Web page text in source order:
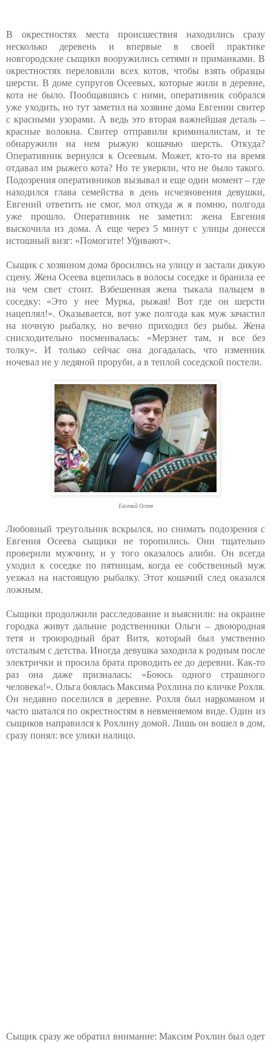
В окрестностях места происшествия находились сразу
несколько деревень и впервые в своей практике
новгородские сыщики вооружились сетями и приманками. В
окрестностях переловили всех котов, чтобы взять образцы
шерсти. В доме супругов Осеевых, которые жили в деревне,
кота не было. Пообщавшись с ними, оперативник собрался
уже уходить, но тут заметил на хозяине дома Евгении свитер
с красными узорами. А ведь это вторая важнейшая деталь –
красные волокна. Свитер отправили криминалистам, и те
обнаружили на нем рыжую кошачью шерсть. Откуда?
Оперативник вернулся к Осеевым. Может, кто-то на время
отдавал им рыжего кота? Но те уверяли, что не было такого.
Подозрения оперативников вызывал и еще один момент – где
находился глава семейства в день исчезновения девушки,
Евгений ответить не смог, мол откуда ж я помню, полгода
уже прошло. Оперативник не заметил: жена Евгения
выскочила из дома. А еще через 5 минут с улицы донесся
истошный визг: «Помогите! Уб̲ивают».
Сыщик с хозяином дома бросились на улицу и застали дикую
сцену. Жена Осеева вцепилась в волосы соседке и бранила ее
на чем свет стоит. Взбешенная жена тыкала пальцем в
соседку: «Это у нее Мурка, рыжая! Вот где он шерсти
нацеплял!». Оказывается, вот уже полгода как муж зачастил
на ночную рыбалку, но вечно приходил без рыбы. Жена
снисходительно посмеивалась: «Мерзнет там, и все без
толку». И только сейчас она догадалась, что изменник
ночевал не у ледяной проруби, а в теплой соседской постели.
Евгений Осеев
Любовный треугольник вскрылся, но снимать подозрения с
Евгения Осеева сыщики не торопились. Они тщательно
проверили мужчину, и у того оказалось алиби. Он всегда
уходил к соседке по пятницам, когда ее собственный муж
уезжал на настоящую рыбалку. Этот кошачий след оказался
ложным.
Сыщики продолжили расследование и выяснили: на окраине
городка живут дальние родственники Ольги – двоюродная
тетя и троюродный брат Витя, который был умственно
отсталым с детства. Иногда девушка заходила к родным после
электрички и просила брата проводить ее до деревни. Как-то
раз она даже призналась: «Боюсь одного страшного
человека!». Ольга боялась Максима Рохлина по кличке Рохля.
Он недавно поселился в деревне. Рохля был нар̲команом и
часто шатался по окрестностям в невменяемом виде. Один из
сыщиков направился к Рохлину домой. Лишь он вошел в дом,
сразу понял: все улики налицо.
Сыщик сразу же обратил внимание: Максим Рохлин был одет